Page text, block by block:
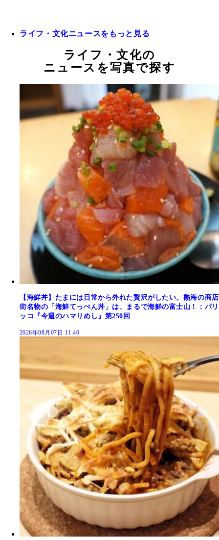
ライフ・文化ニュースをもっと見る
ライフ・文化の
ニュースを写真で探す
【海鮮丼】たまには日常から外れた贅沢がしたい。熱海の商店
街名物の「海鮮てっぺん丼」は、まるで海鮮の富士山！：パリ
ッコ『今週のハマりめし』第250回
2026年08月07日 11:40